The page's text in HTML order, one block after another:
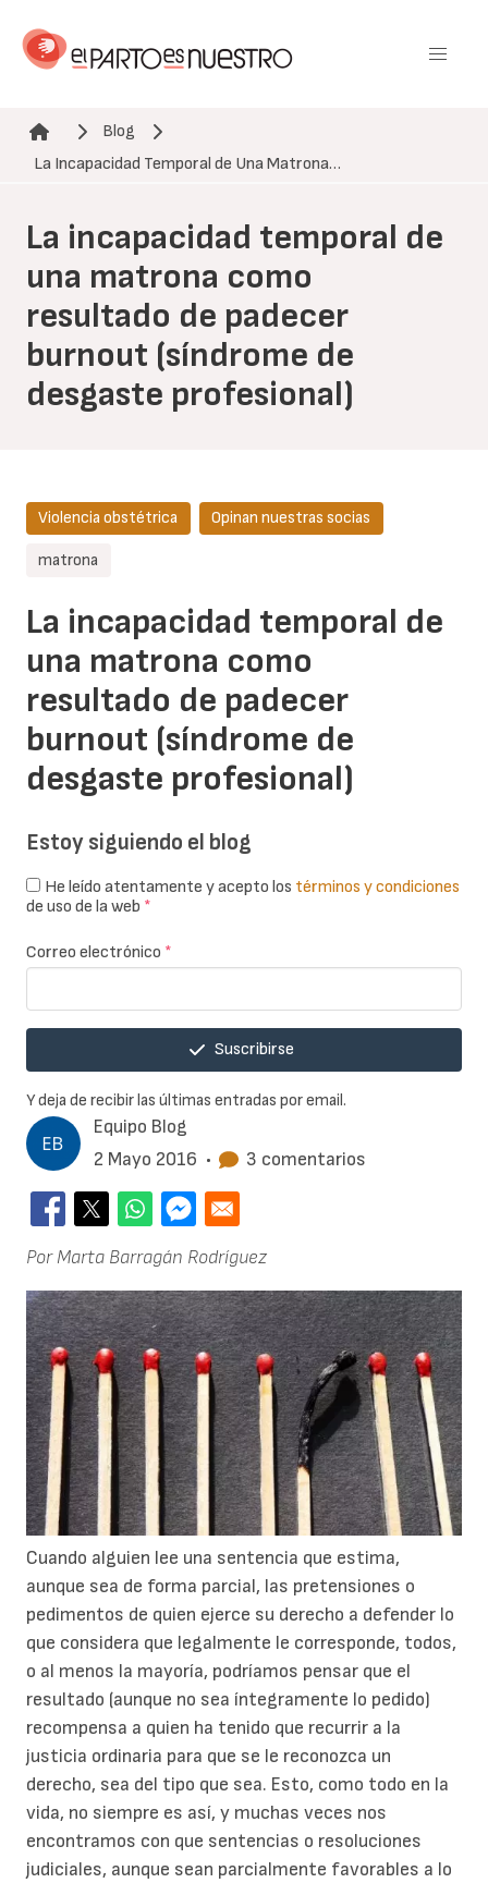
contenido
Ruta de navegación
Blog
La Incapacidad Temporal de Una Matrona…
La incapacidad temporal de
una matrona como
resultado de padecer
burnout (síndrome de
desgaste profesional)
Equipo Blog
2 Mayo 2016 • 3 comentarios
La incapacidad temporal de
una matrona como
resultado de padecer
burnout (síndrome de
desgaste profesional)
Violencia obstétrica Opinan nuestras socias
matrona
Por Marta Barragán Rodríguez
Cuando alguien lee una sentencia que estima,
aunque sea de forma parcial, las pretensiones o
pedimentos de quien ejerce su derecho a defender lo
que considera que legalmente le corresponde, todos,
o al menos la mayoría, podríamos pensar que el
resultado (aunque no sea íntegramente lo pedido)
recompensa a quien ha tenido que recurrir a la
justicia ordinaria para que se le reconozca un
derecho, sea del tipo que sea. Esto, como todo en la
vida, no siempre es así, y muchas veces nos
encontramos con que sentencias o resoluciones
judiciales, aunque sean parcialmente favorables a lo
Estoy siguiendo el blog
He leído atentamente y acepto los términos y condiciones
de uso de la web *
Correo electrónico *
Suscribirse
Y deja de recibir las últimas entradas por email.